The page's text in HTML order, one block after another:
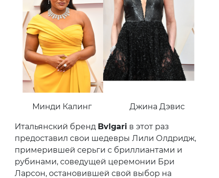
Минди Калинг Джина Дэвис
Итальянский бренд Bvlgari в этот раз
предоставил свои шедевры Лили Олдридж,
примерившей серьги с бриллиантами и
рубинами, соведущей церемонии Бри
Ларсон, остановившей свой выбор на